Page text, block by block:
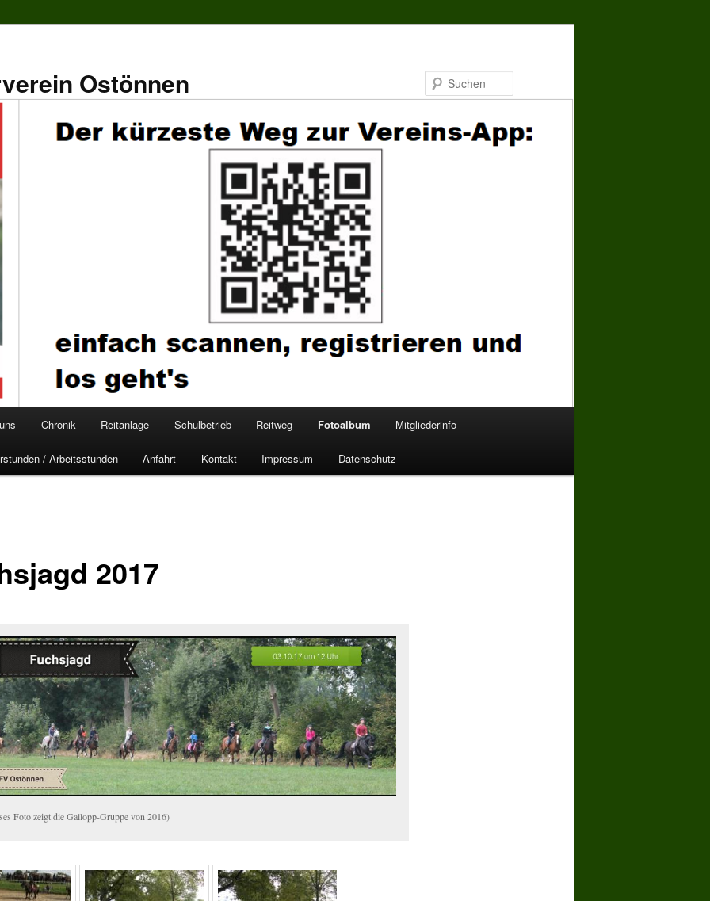
Ostönnen
Chronik Reitanlage Schulbetrieb Reitweg Fotoalbum Mitgliederinfo
/ Arbeitsstunden Anfahrt Kontakt Impressum Datenschutz
2017
Foto zeigt die Gallopp-Gruppe von 2016)